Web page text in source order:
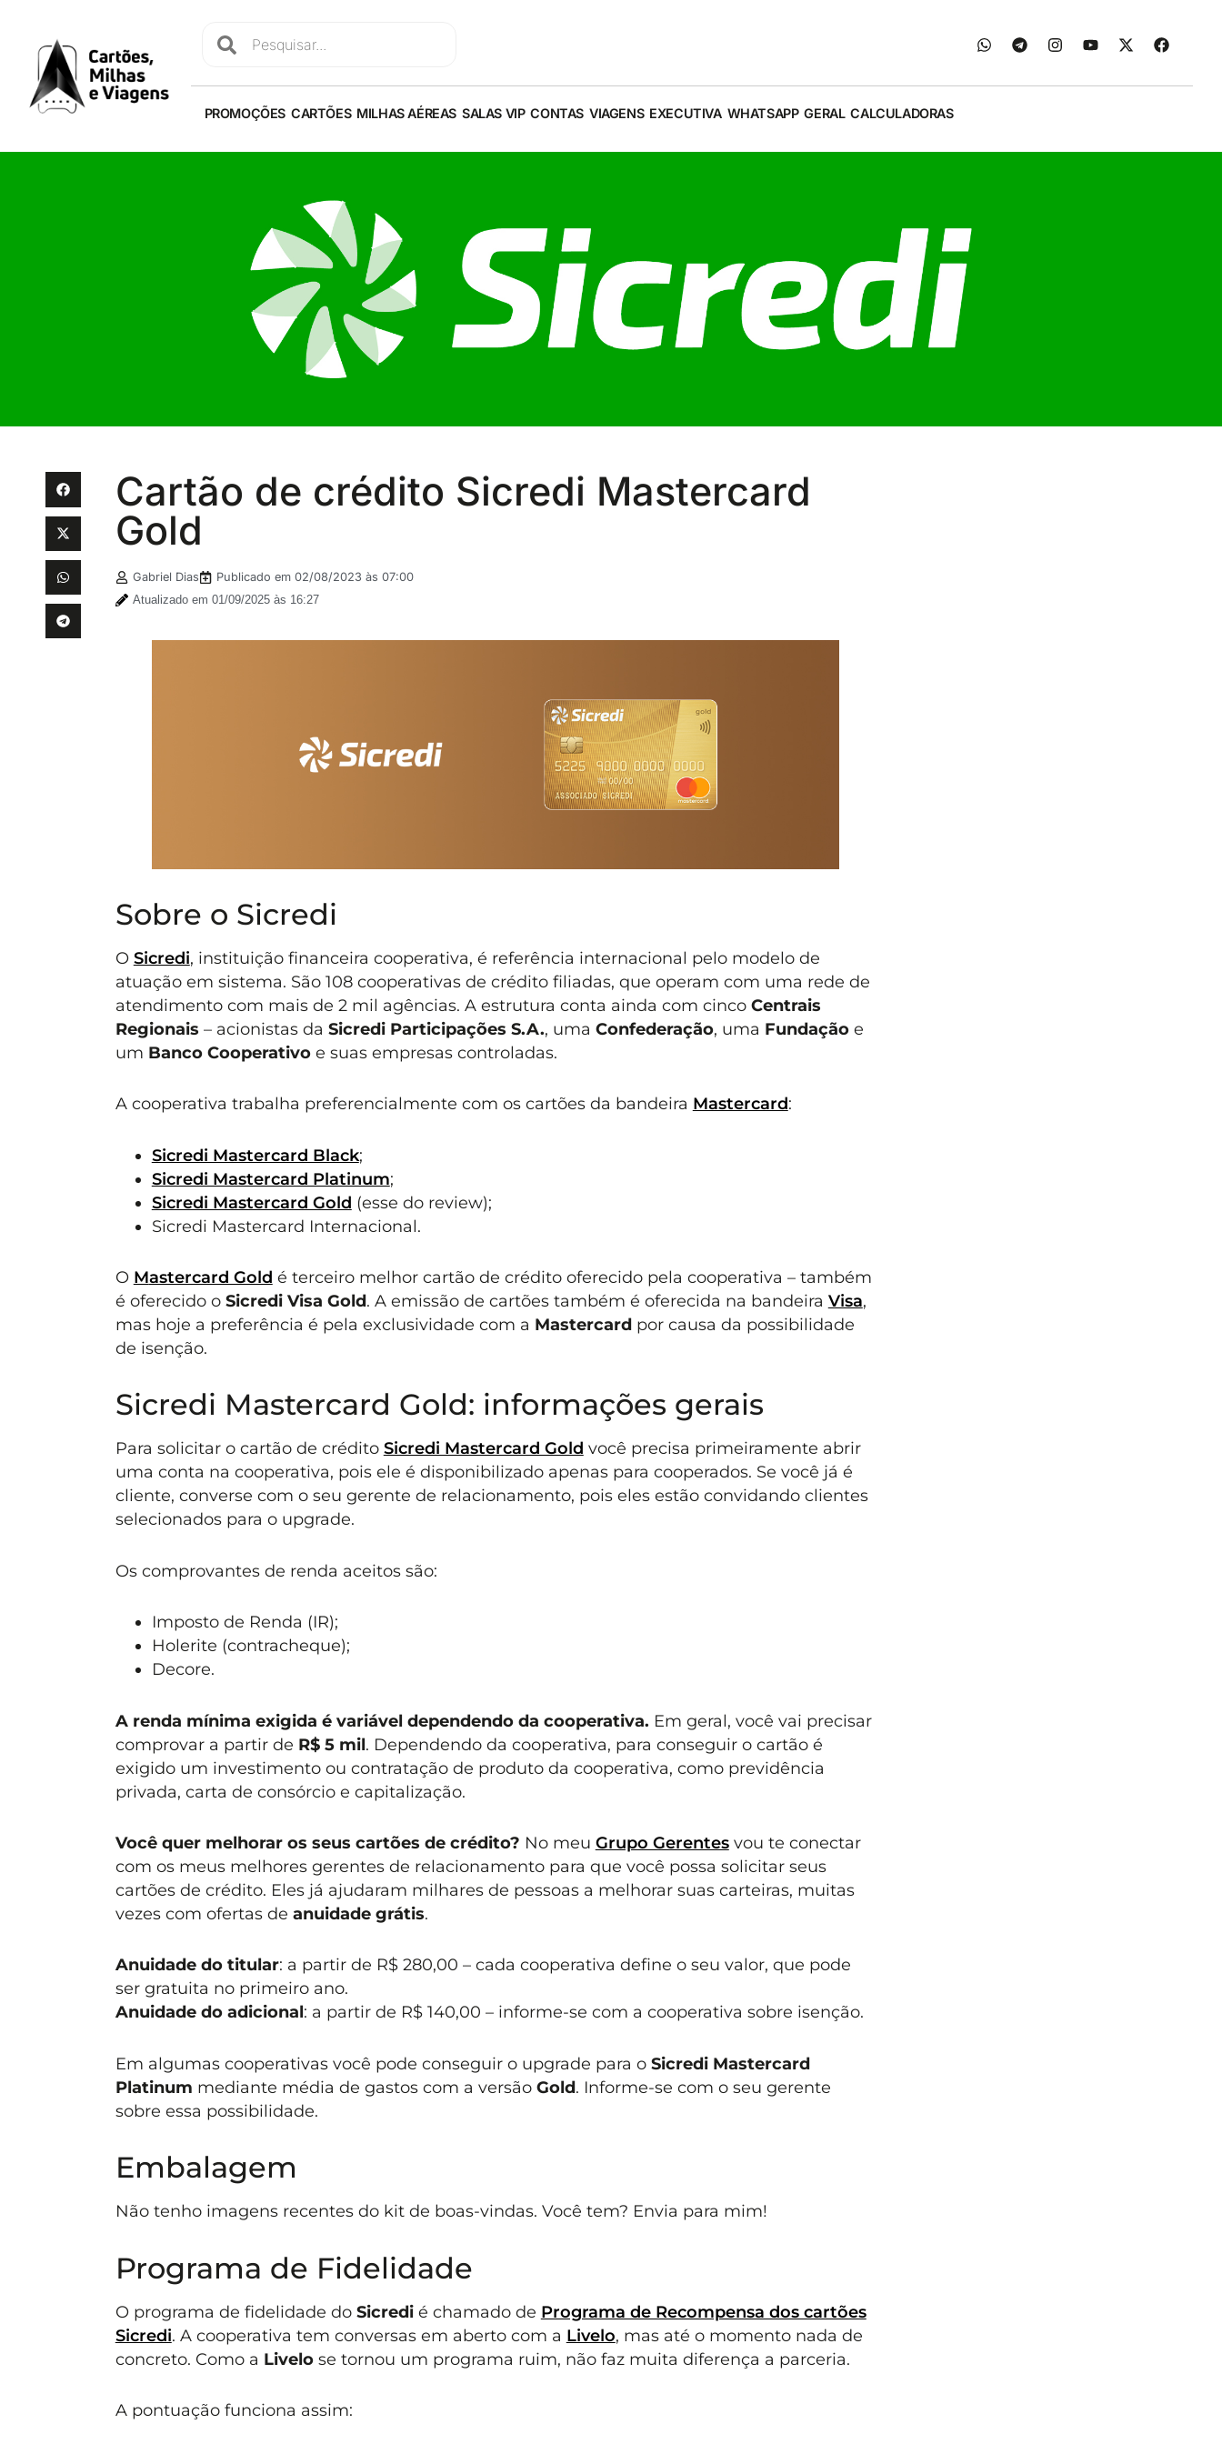
PROMOÇÕES CARTÕES MILHAS AÉREAS SALAS VIP CONTAS VIAGENS EXECUTIVA WHATSAPP GERAL CALCULADORAS
Cartão de crédito Sicredi Mastercard
Gold
Gabriel Dias Publicado em 02/08/2023 às 07:00
Atualizado em 01/09/2025 às 16:27
Sobre o Sicredi
O Sicredi, instituição financeira cooperativa, é referência internacional pelo modelo de
atuação em sistema. São 108 cooperativas de crédito filiadas, que operam com uma rede de
atendimento com mais de 2 mil agências. A estrutura conta ainda com cinco Centrais
Regionais – acionistas da Sicredi Participações S.A., uma Confederação, uma Fundação e
um Banco Cooperativoe suas empresas controladas.
A cooperativa trabalha preferencialmente com os cartões da bandeira Mastercard:
Sicredi Mastercard Black;
Sicredi Mastercard Platinum;
Sicredi Mastercard Gold (esse do review);
Sicredi Mastercard Internacional.
O Mastercard Gold é terceiro melhor cartão de crédito oferecido pela cooperativa – também
é oferecido o Sicredi Visa Gold. A emissão de cartões também é oferecida na bandeira Visa,
mas hoje a preferência é pela exclusividade com a Mastercard por causa da possibilidade
de isenção.
Sicredi Mastercard Gold: informações gerais
Para solicitar o cartão de crédito Sicredi Mastercard Gold você precisa primeiramente abrir
uma conta na cooperativa, pois ele é disponibilizado apenas para cooperados. Se você já é
cliente, converse com o seu gerente de relacionamento, pois eles estão convidando clientes
selecionados para o upgrade.
Os comprovantes de renda aceitos são:
Imposto de Renda (IR);
Holerite (contracheque);
Decore.
A renda mínima exigida é variável dependendo da cooperativa. Em geral, você vai precisar
comprovar a partir de R$ 5 mil. Dependendo da cooperativa, para conseguir o cartão é
exigido um investimento ou contratação de produto da cooperativa, como previdência
privada, carta de consórcio e capitalização.
Você quer melhorar os seus cartões de crédito? No meu Grupo Gerentesvou te conectar
com os meus melhores gerentes de relacionamento para que você possa solicitar seus
cartões de crédito. Eles já ajudaram milhares de pessoas a melhorar suas carteiras, muitas
vezes com ofertas de anuidade grátis.
Anuidade do titular: a partir de R$ 280,00 – cada cooperativa define o seu valor, que pode
ser gratuita no primeiro ano.
Anuidade do adicional: a partir de R$ 140,00 – informe-se com a cooperativa sobre isenção.
Em algumas cooperativas você pode conseguir o upgrade para o Sicredi Mastercard
Platinum mediante média de gastos com a versão Gold. Informe-se com o seu gerente
sobre essa possibilidade.
Embalagem
Não tenho imagens recentes do kit de boas-vindas. Você tem? Envia para mim!
Programa de Fidelidade
O programa de fidelidade do Sicredi é chamado de Programa de Recompensa dos cartões
Sicredi. A cooperativa tem conversas em aberto com a Livelo, mas até o momento nada de
concreto. Como a Livelo se tornou um programa ruim, não faz muita diferença a parceria.
A pontuação funciona assim: